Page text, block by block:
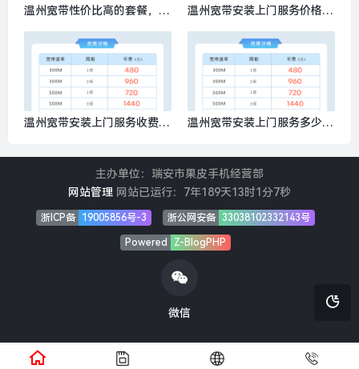
温州宽带性价比高的套餐，推
温州宽带安装上门服务价格，
元
温州宽带安装上门服务收费标
480元
温州宽带安装上门服务多少
480元
主办单位：瑞安市果皮手机经营部
网站管理网站已运行： 7年189天13时1分7秒
浙ICP备 19005856号-3 浙公网安备 33038102332143号
Powered Z-BlogPHP
微信